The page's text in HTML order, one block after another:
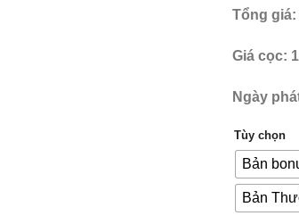
Tổng giá:
Giá cọc:
Ngày
Tùy chọn
Bản
Bản